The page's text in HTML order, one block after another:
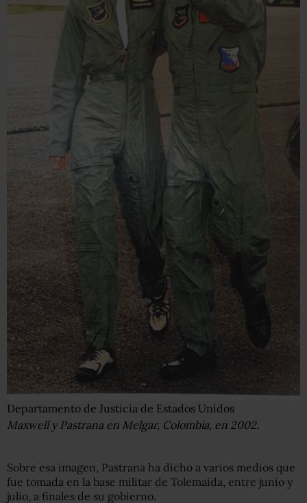
Departamento de Justicia de Estados Unidos
Maxwell y Pastrana en Melgar, Colombia, en 2002.
Sobre esa imagen, Pastrana ha dicho a varios medios que
fue tomada en la base militar de Tolemaida, entre junio y
julio, a finales de su gobierno.